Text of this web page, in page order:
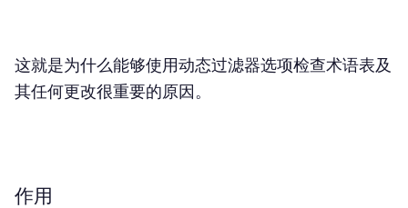
这就是为什么能够使用动态过滤器选项检查术语表及
其任何更改很重要的原因。
作用